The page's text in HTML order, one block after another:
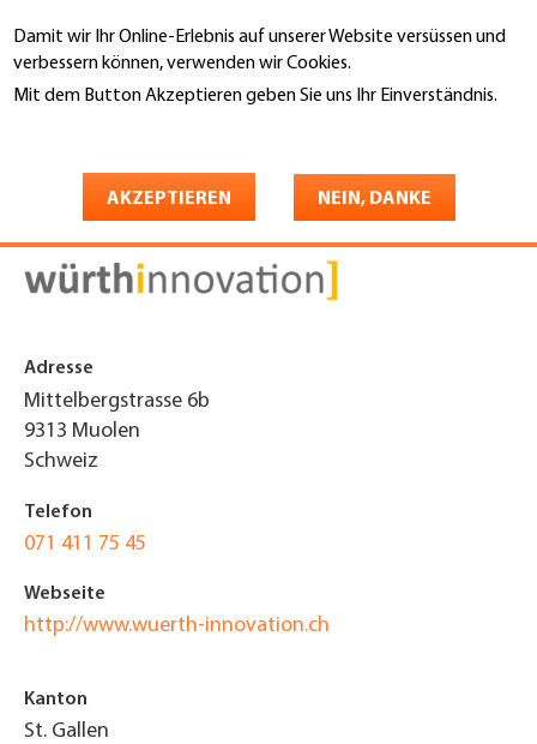
Damit wir Ihr Online-Erlebnis auf unserer Website versüssen und
verbessern können, verwenden wir Cookies.
Mit dem Button Akzeptieren geben Sie uns Ihr Einverständnis.
AKZEPTIEREN NEIN, DANKE
zum
Inhalt
Würth Innovation AG
Adresse
Mittelbergstrasse 6b
9313 Muolen
Schweiz
Telefon
071 411 75 45
Webseite
http://www.wuerth-innovation.ch
Kanton
St. Gallen